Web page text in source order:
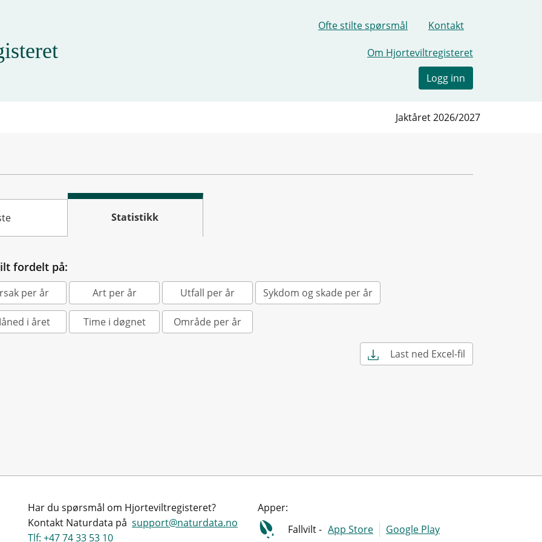
Ofte stilte spørsmål Kontakt
Om Hjorteviltregisteret
Logg inn
Jaktåret 2026/2027
Statistikk
fordelt på:
per år Art per år Utfall per år Sykdom og skade per år
i året Time i døgnet Område per år
Last ned Excel-fil
Har du spørsmål om Hjorteviltregisteret?
Kontakt Naturdata på support@naturdata.no
Tlf: +47 74 33 53 10
Apper:
Fallvilt - App Store Google Play